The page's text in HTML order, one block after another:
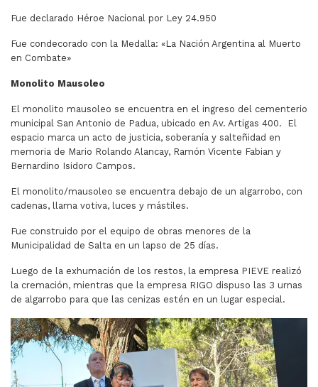
Fue declarado Héroe Nacional por Ley 24.950
Fue condecorado con la Medalla: «La Nación Argentina al Muerto
en Combate»
Monolito Mausoleo
El monolito mausoleo se encuentra en el ingreso del cementerio
municipal San Antonio de Padua, ubicado en Av. Artigas 400. El
espacio marca un acto de justicia, soberanía y salteñidad en
memoria de Mario Rolando Alancay, Ramón Vicente Fabian y
Bernardino Isidoro Campos.
El monolito/mausoleo se encuentra debajo de un algarrobo, con
cadenas, llama votiva, luces y mástiles.
Fue construido por el equipo de obras menores de la
Municipalidad de Salta en un lapso de 25 días.
Luego de la exhumación de los restos, la empresa PIEVE realizó
la cremación, mientras que la empresa RIGO dispuso las 3 urnas
de algarrobo para que las cenizas estén en un lugar especial.